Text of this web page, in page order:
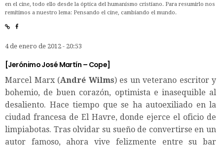
en el cine, todo ello desde la óptica del humanismo cristiano. Para resumirlo nos
remitimos a nuestro lema: Pensando el cine, cambiando el mundo.
4 de enero de 2012 - 20:53
[Jerónimo José Martín – Cope]
Marcel Marx (André Wilms) es un veterano escritor y
bohemio, de buen corazón, optimista e inasequible al
desaliento. Hace tiempo que se ha autoexiliado en la
ciudad francesa de El Havre, donde ejerce el oficio de
limpiabotas. Tras olvidar su sueño de convertirse en un
autor famoso, ahora vive felizmente entre su bar